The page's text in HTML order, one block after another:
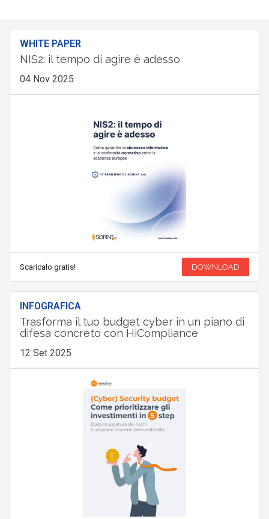
WHITE PAPER
NIS2: il tempo di agire è adesso
04 Nov 2025
Scaricalo gratis! DOWNLOAD
INFOGRAFICA
Trasforma il tuo budget cyber in un piano di
difesa concreto con HiCompliance
12 Set 2025